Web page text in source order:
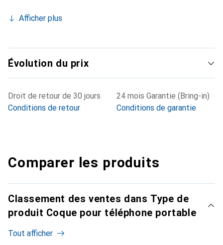
Afficher plus
Évolution du prix
Droit de retour de 30 jours
Conditions de retour
24 mois Garantie (Bring-in)
Conditions de garantie
Comparer les produits
Classement des ventes dans Type de
produit Coque pour téléphone portable
Tout afficher